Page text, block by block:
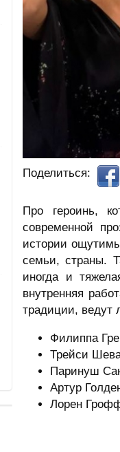
Поделиться:
Про героинь,
современной
истории
семьи, страны.
иногда и
внутренняя
традиции, ведут
Филиппа
Трейси
Паринуш
Артур
Лорен